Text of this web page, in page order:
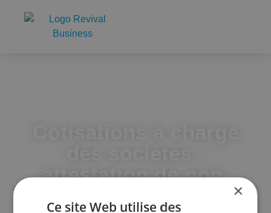
attestation de non-
activité possible via×
Ce site Web utilise des